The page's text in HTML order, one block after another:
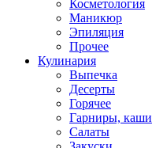
Косметология
Маникюр
Эпиляция
Прочее
Кулинария
Выпечка
Десерты
Горячее
Гарниры, каши
Салаты